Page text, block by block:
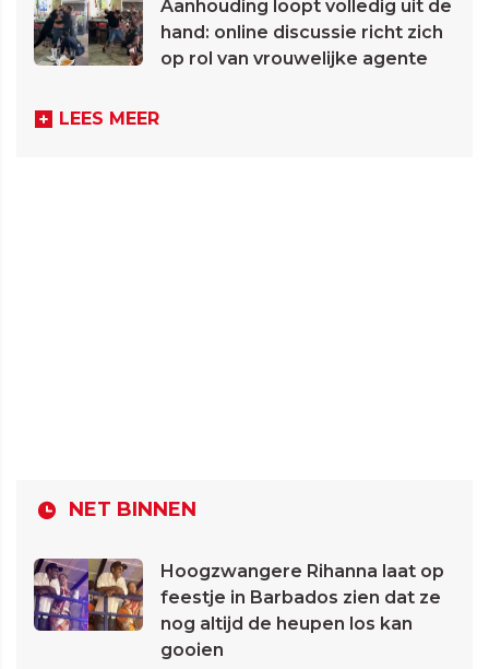
Aanhouding loopt volledig uit de
hand: online discussie richt zich
op rol van vrouwelijke agente
LEES MEER
NET BINNEN
Hoogzwangere Rihanna laat op
feestje in Barbados zien dat ze
nog altijd de heupen los kan
gooien